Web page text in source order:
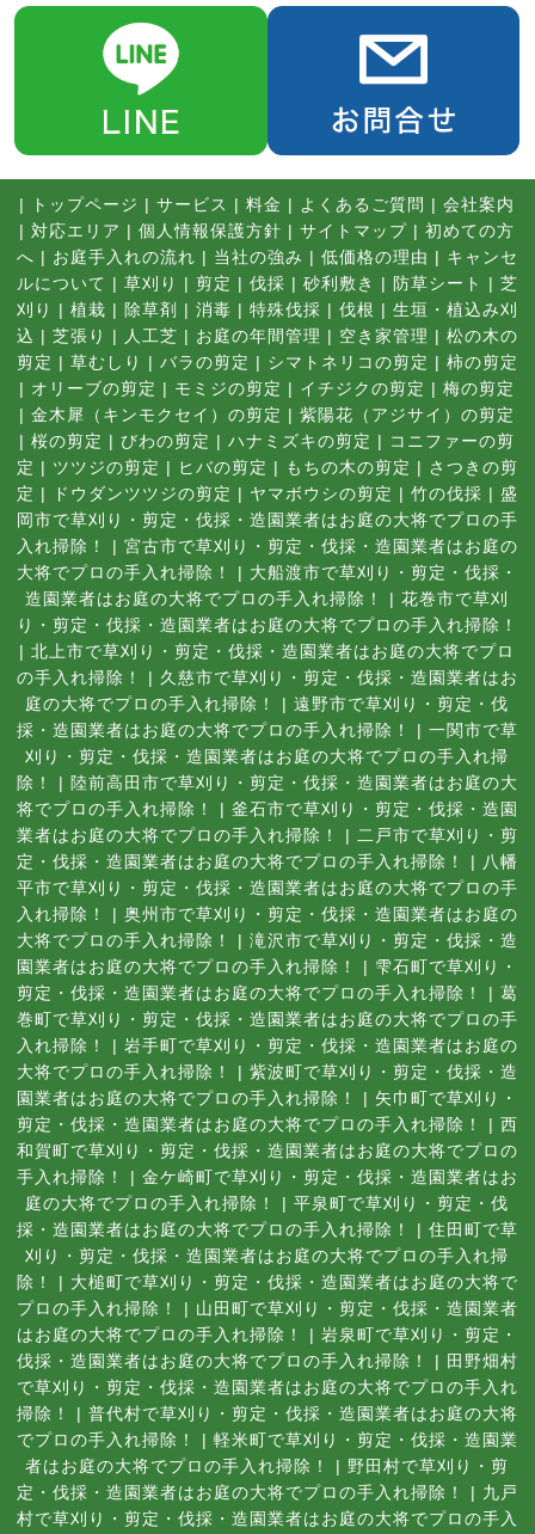
| トップページ | サービス | 料金 | よくあるご質問 | 会社案内
| 対応エリア | 個人情報保護方針 | サイトマップ | 初めての方
へ | お庭手入れの流れ | 当社の強み | 低価格の理由 | キャンセ
ルについて | 草刈り | 剪定 | 伐採 | 砂利敷き | 防草シート | 芝
刈り
| 植栽 | 除草剤 | 消毒 | 特殊伐採 | 伐根 | 生垣・植込み刈
込 | 芝張り | 人工芝 | お庭の年間管理 | 空き家管理 | 松の木の
剪定 | 草むしり | バラの剪定 | シマトネリコの剪定 | 柿の剪定
| オリーブの剪定 | モミジの剪定 | イチジクの剪定 | 梅の剪定
| 金木犀（キンモクセイ）の剪定 | 紫陽花（アジサイ）の剪定
| 桜の剪定 | びわの剪定 | ハナミズキの剪定 | コニファーの剪
定 | ツツジの剪定 | ヒバの剪定 | もちの木の剪定 | さつきの剪
定 | ドウダンツツジの剪定 | ヤマボウシの剪定 | 竹の伐採 | 盛
岡市で草刈り・剪定・伐採・造園業者はお庭の大将でプロの手
入れ掃除！
| 宮古市で草刈り・剪定・伐採・造園業者はお庭の
大将でプロの手入れ掃除！
| 大船渡市で草刈り・剪定・伐採・
造園業者はお庭の大将でプロの手入れ掃除！
| 花巻市で草刈
り・剪定・伐採・造園業者はお庭の大将でプロの手入れ掃除！
| 北上市で草刈り・剪定・伐採・造園業者はお庭の大将でプロ
の手入れ掃除！
| 久慈市で草刈り・剪定・伐採・造園業者はお
庭の大将でプロの手入れ掃除！
| 遠野市で草刈り・剪定・伐
採・造園業者はお庭の大将でプロの手入れ掃除！
| 一関市で草
刈り・剪定・伐採・造園業者はお庭の大将でプロの手入れ掃
除！
| 陸前高田市で草刈り・剪定・伐採・造園業者はお庭の大
将でプロの手入れ掃除！
| 釜石市で草刈り・剪定・伐採・造園
業者はお庭の大将でプロの手入れ掃除！
| 二戸市で草刈り・剪
定・伐採・造園業者はお庭の大将でプロの手入れ掃除！
| 八幡
平市で草刈り・剪定・伐採・造園業者はお庭の大将でプロの手
入れ掃除！
| 奥州市で草刈り・剪定・伐採・造園業者はお庭の
大将でプロの手入れ掃除！
| 滝沢市で草刈り・剪定・伐採・造
園業者はお庭の大将でプロの手入れ掃除！
| 雫石町で草刈り・
剪定・伐採・造園業者はお庭の大将でプロの手入れ掃除！
| 葛
巻町で草刈り・剪定・伐採・造園業者はお庭の大将でプロの手
入れ掃除！
| 岩手町で草刈り・剪定・伐採・造園業者はお庭の
大将でプロの手入れ掃除！
| 紫波町で草刈り・剪定・伐採・造
園業者はお庭の大将でプロの手入れ掃除！
| 矢巾町で草刈り・
剪定・伐採・造園業者はお庭の大将でプロの手入れ掃除！
| 西
和賀町で草刈り・剪定・伐採・造園業者はお庭の大将でプロの
手入れ掃除！
| 金ケ崎町で草刈り・剪定・伐採・造園業者はお
庭の大将でプロの手入れ掃除！
| 平泉町で草刈り・剪定・伐
採・造園業者はお庭の大将でプロの手入れ掃除！
| 住田町で草
刈り・剪定・伐採・造園業者はお庭の大将でプロの手入れ掃
除！
| 大槌町で草刈り・剪定・伐採・造園業者はお庭の大将で
プロの手入れ掃除！
| 山田町で草刈り・剪定・伐採・造園業者
はお庭の大将でプロの手入れ掃除！
| 岩泉町で草刈り・剪定・
伐採・造園業者はお庭の大将でプロの手入れ掃除！
| 田野畑村
で草刈り・剪定・伐採・造園業者はお庭の大将でプロの手入れ
掃除！
| 普代村で草刈り・剪定・伐採・造園業者はお庭の大将
でプロの手入れ掃除！
| 軽米町で草刈り・剪定・伐採・造園業
者はお庭の大将でプロの手入れ掃除！
| 野田村で草刈り・剪
定・伐採・造園業者はお庭の大将でプロの手入れ掃除！
| 九戸
村で草刈り・剪定・伐採・造園業者はお庭の大将でプロの手入